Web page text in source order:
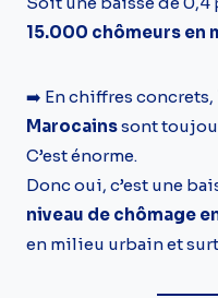
15.000 chômeurs en
➡️ En chiffres concrets,
Marocainssont
C’est énorme.
Donc oui, c’est une
niveau de chômage
en milieu urbain et